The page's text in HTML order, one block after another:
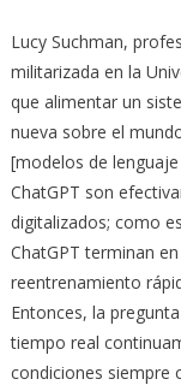
Lucy Suchman,
militarizada en la
que alimentar un
nueva sobre el
[modelos de
ChatGPT son
digitalizados; como
ChatGPT terminan
reentrenamiento
Entonces, la
tiempo real
condiciones siempre